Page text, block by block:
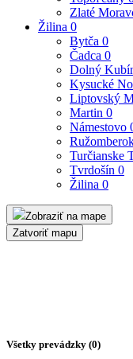
Zlaté
Žilina 0
Bytča 0
Čadca 0
Dolný
Kysucké
Liptovský
Martin 0
Námestovo
Turčianske
Tvrdošín 0
Žilina 0
Zobraziť na mape
Zatvoriť mapu
Všetky prevádzky (0)